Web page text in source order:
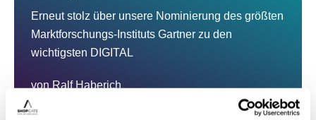
Erneut stolz über unsere Nominierung des größten
Marktforschungs-Instituts Gartner zu den
wichtigsten DIGITAL
vonRalf Haberich
4. Juli, 2024